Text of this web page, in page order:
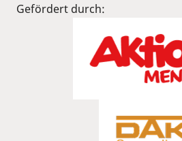
Gefördert durch: